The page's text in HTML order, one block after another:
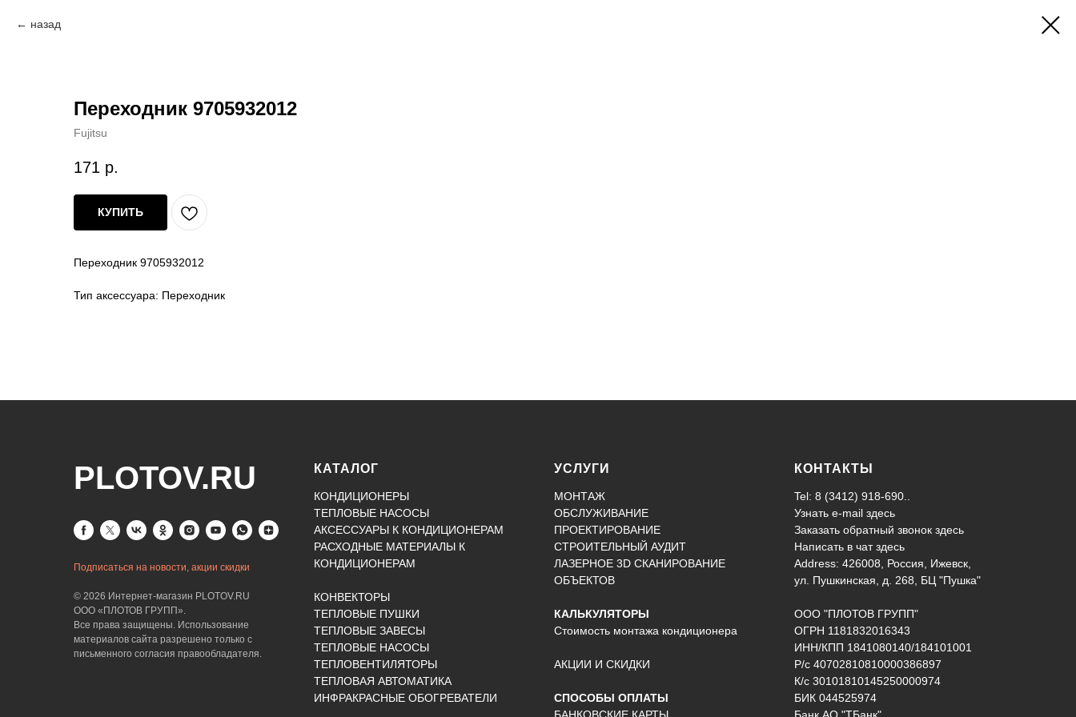
назад
Переходник 9705932012
Fujitsu
171 р.
КУПИТЬ
Переходник 9705932012
Тип аксессуара: Переходник
PLOTOV.RU
Подписаться на новости, акции скидки
© 2026 Интернет-магазин PLOTOV.RU
ООО «ПЛОТОВ ГРУПП».
Все права защищены. Использование
материалов сайта разрешено только с
письменного согласия правообладателя.
КАТАЛОГ
КОНДИЦИОНЕРЫ
ТЕПЛОВЫЕ НАСОСЫ
АКСЕССУАРЫ К КОНДИЦИОНЕРАМ
РАСХОДНЫЕ МАТЕРИАЛЫ К
КОНДИЦИОНЕРАМ
КОНВЕКТОРЫ
ТЕПЛОВЫЕ ПУШКИ
ТЕПЛОВЫЕ ЗАВЕСЫ
ТЕПЛОВЫЕ НАСОСЫ
ТЕПЛОВЕНТИЛЯТОРЫ
ТЕПЛОВАЯ АВТОМАТИКА
ИНФРАКРАСНЫЕ ОБОГРЕВАТЕЛИ
УСЛУГИ
МОНТАЖ
ОБСЛУЖИВАНИЕ
ПРОЕКТИРОВАНИЕ
СТРОИТЕЛЬНЫЙ АУДИТ
ЛАЗЕРНОЕ 3D СКАНИРОВАНИЕ
ОБЪЕКТОВ
КАЛЬКУЛЯТОРЫ
Стоимость монтажа кондиционера
АКЦИИ И СКИДКИ
СПОСОБЫ ОПЛАТЫ
КОНТАКТЫ
Tel: 8 (3412) 918-690..
Узнать e-mail здесь
Заказать обратный звонок здесь
Написать в чатздесь
Address: 426008, Россия, Ижевск,
ул. Пушкинская, д. 268, БЦ "Пушка"
ООО "ПЛОТОВ ГРУПП"
ОГРН 1181832016343
ИНН/КПП 1841080140/184101001
Р/с 40702810810000386897
К/с 30101810145250000974
БИК 044525974